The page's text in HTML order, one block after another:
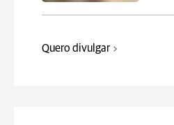
Quero divulgar